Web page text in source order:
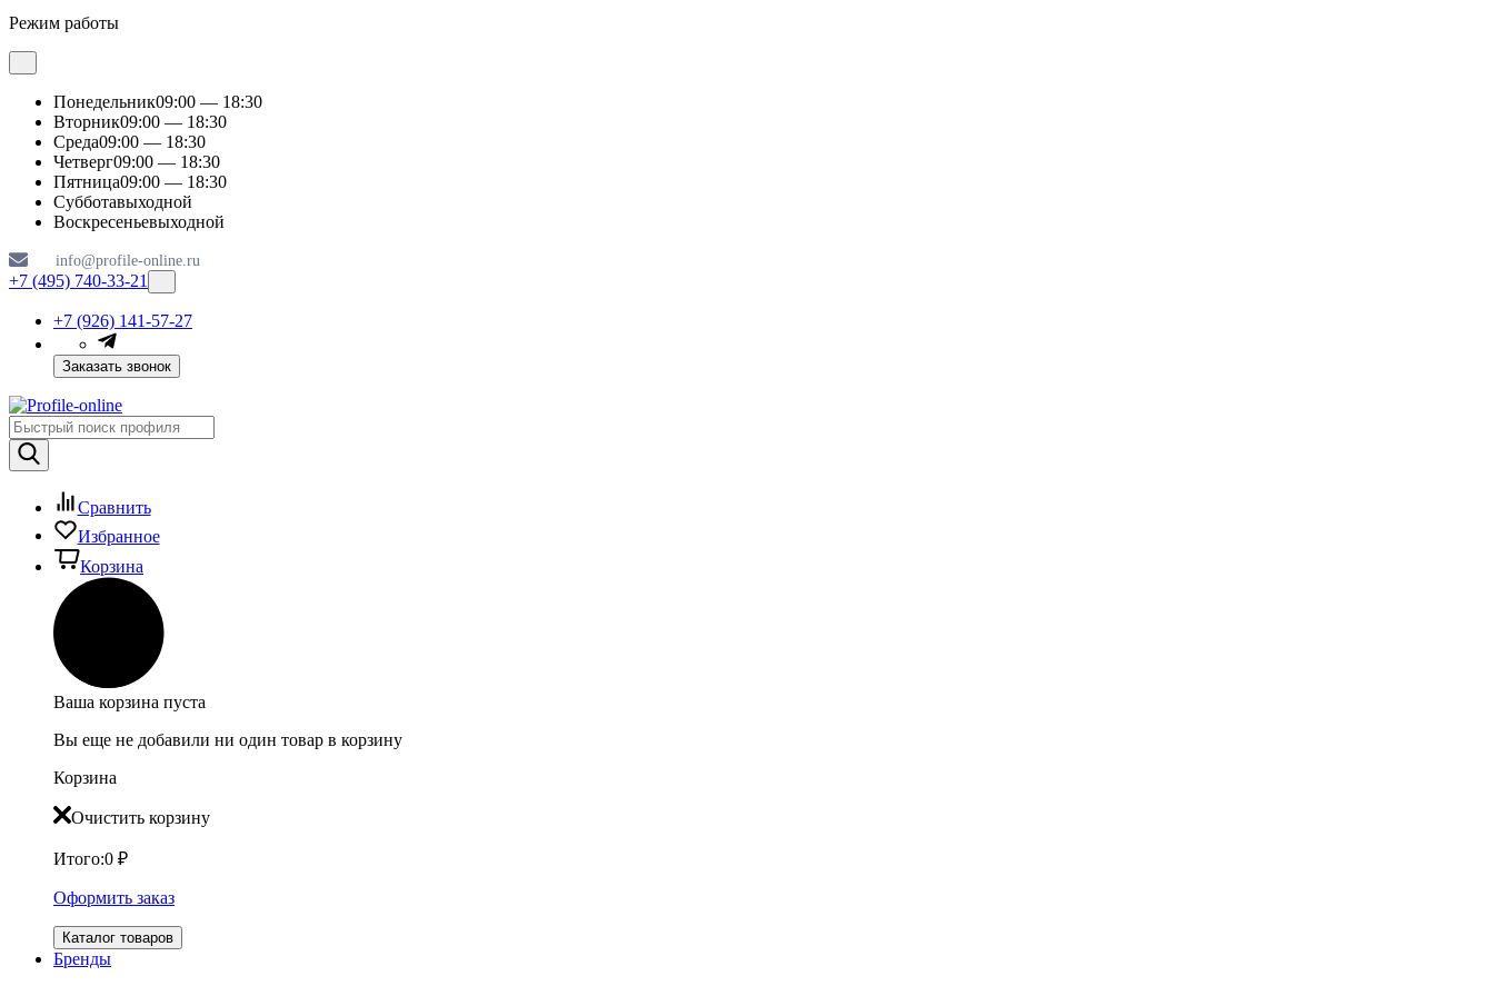
Режим работы
Понедельник09:00 — 18:30
Вторник09:00 — 18:30
Среда09:00 — 18:30
Четверг09:00 — 18:30
Пятница09:00 — 18:30
Субботавыходной
Воскресеньевыходной
info@profile-online.ru
+7 (495) 740-33-21
+7 (926) 141-57-27
Заказать звонок
Сравнить
Избранное
Корзина
Ваша корзина пуста
Вы еще не добавили ни один товар в корзину
Корзина
Очистить корзину
Итого:0 ₽
Оформить заказ
Каталог товаров
Бренды